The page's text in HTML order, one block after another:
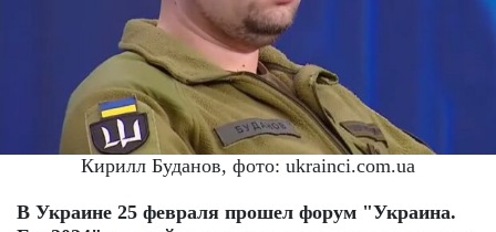
Кирилл Буданов, фото: ukrainci.com.ua
В Украине 25 февраля прошел форум "Украина.